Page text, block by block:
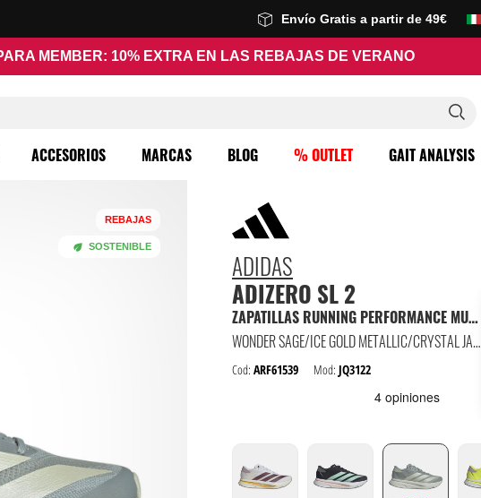
Envío Gratis a partir de 49€
MEMBER: 10% EXTRA EN LAS REBAJAS DE VERANO
ACCESORIOS MARCAS BLOG % OUTLET GAIT ANALYSIS
ADIDAS
ADIZERO SL 2
ZAPATILLAS RUNNING PERFORMANCE MUJER
WONDER SAGE/ICE GOLD METALLIC/CRYSTAL JADE
Cod: ARF61539 Mod: JQ3122
REBAJAS
SOSTENIBLE